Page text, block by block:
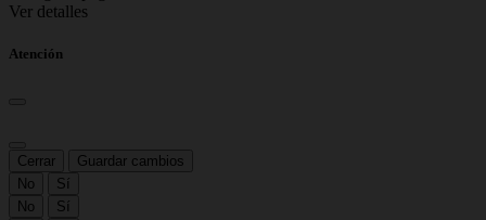
Ver detalles
Atención
Cerrar
Guardar cambios
No
Sí
No
Sí